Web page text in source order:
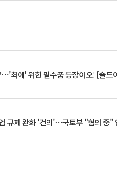
최애' 위한 필수품 등장이오! [솔드
규제 완화 '건의'⋯국토부 "협의 중"